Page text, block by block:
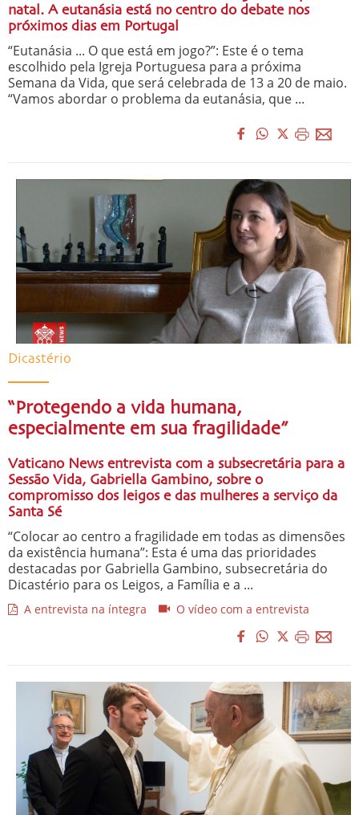
natal. A eutanásia está no centro do debate nos
próximos dias em Portugal
“Eutanásia ... O que está em jogo?”: Este é o tema
escolhido pela Igreja Portuguesa para a próxima
Semana da Vida, que será celebrada de 13 a 20 de maio.
“Vamos abordar o problema da eutanásia, que ...
Dicastério
“Protegendo a vida humana,
especialmente em sua fragilidade”
Vaticano News entrevista com a subsecretária para a
Sessão Vida, Gabriella Gambino, sobre o
compromisso dos leigos e das mulheres a serviço da
Santa Sé
“Colocar ao centro a fragilidade em todas as dimensões
da existência humana”: Esta é uma das prioridades
destacadas por Gabriella Gambino, subsecretária do
Dicastério para os Leigos, a Família e a ...
A entrevista na íntegra O vídeo com a entrevista